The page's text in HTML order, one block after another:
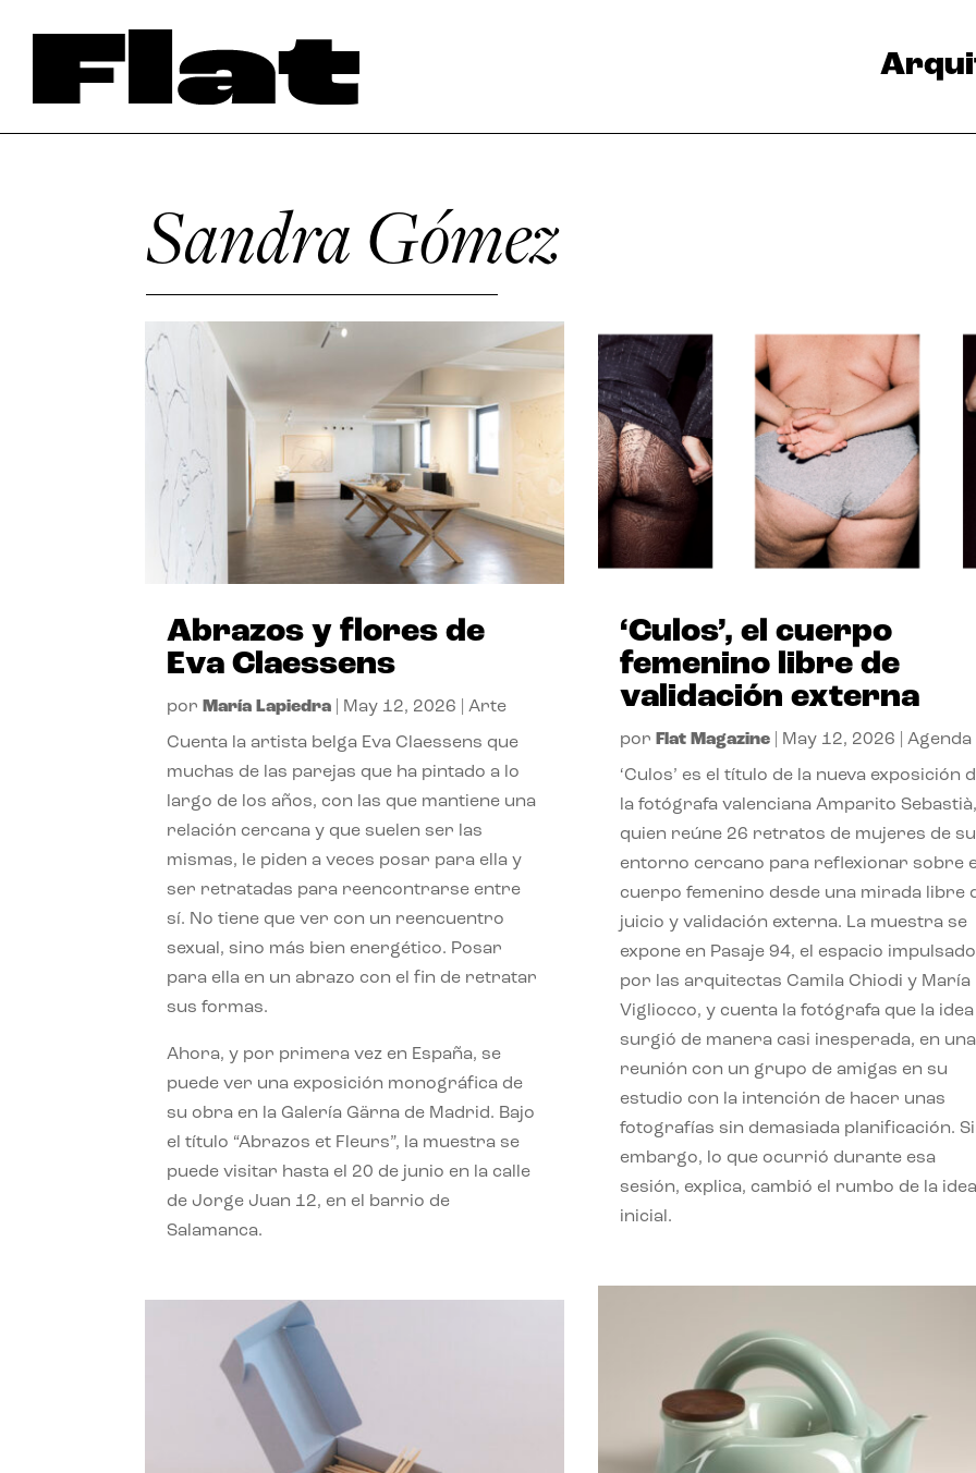
Sandra Gómez
Abrazos y flores de
Eva Claessens
por María Lapiedra May 12, 2026 |Arte
Cuenta la artista belga Eva Claessens que
muchas de las parejas que ha pintado a lo
largo de los años, con las que mantiene una
relación cercana y que suelen ser las
mismas, le piden a veces posar para ella y
ser retratadas para reencontrarse entre
sí. No tiene que ver con un reencuentro
sexual, sino más bien energético. Posar
para ella en un abrazo con el fin de retratar
sus formas.
Ahora, y por primera vez en España, se
puede ver una exposición monográfica de
su obra en la Galería Gärna de Madrid. Bajo
el título “Abrazos et Fleurs”, la muestra se
puede visitar hasta el 20 de junio en la calle
de Jorge Juan 12, en el barrio de
Salamanca.
‘Culos’, el cuerpo
femenino libre de
validación externa
por Flat Magazine| May 12, 2026 Agenda
‘Culos’ es el título de la nueva exposición
la fotógrafa valenciana Amparito Sebastià,
quien reúne 26 retratos de mujeres de su
entorno cercano para reflexionar sobre
cuerpo femenino desde una mirada libre
juicio y validación externa. La muestra se
expone en Pasaje 94, el espacio impulsado
por las arquitectas Camila Chiodi y María
Vigliocco, y cuenta la fotógrafa que la idea
surgió de manera casi inesperada, en una
reunión con un grupo de amigas en su
estudio con la intención de hacer unas
fotografías sin demasiada planificación.
embargo, lo que ocurrió durante esa
sesión, explica, cambió el rumbo de la idea
inicial.